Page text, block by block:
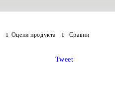
Оцени продукта Сравни
Tweet